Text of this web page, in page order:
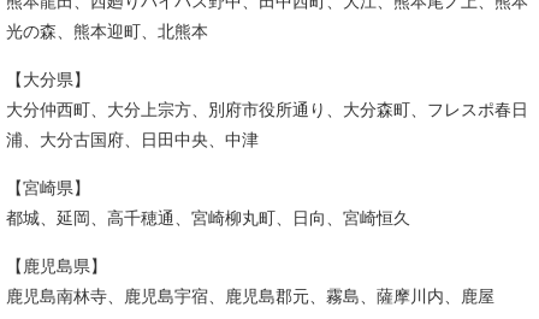
光の森、熊本迎町、北熊本
【大分県】
大分仲西町、大分上宗方、別府市役所通り、大分森町、フレスポ春日
浦、大分古国府、日田中央、中津
【宮崎県】
都城、延岡、高千穂通、宮崎柳丸町、日向、宮崎恒久
【鹿児島県】
鹿児島南林寺、鹿児島宇宿、鹿児島郡元、霧島、薩摩川内、鹿屋